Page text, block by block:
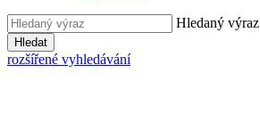
Hledaný výraz
Hledat
rozšířené vyhledávání